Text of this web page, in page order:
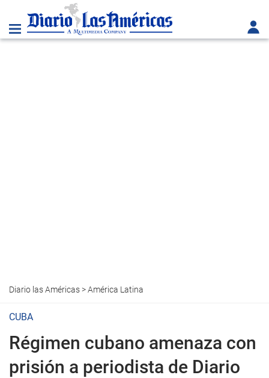
Diario las Américas>América Latina
CUBA
Régimen cubano amenaza con
prisión a periodista de Diario